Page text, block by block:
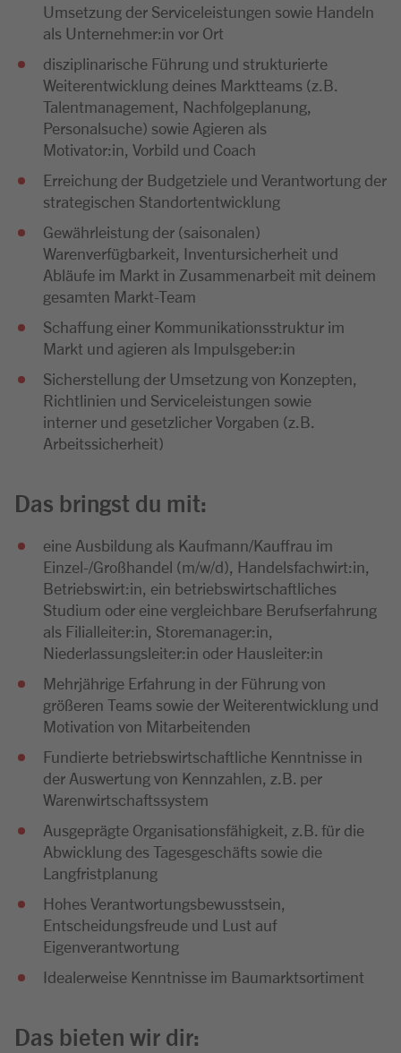
Umsetzung der Serviceleistungen sowie Handeln
als Unternehmer:in vor Ort
disziplinarische Führung und strukturierte
Weiterentwicklung deines Marktteams (z.B.
Talentmanagement, Nachfolgeplanung,
Personalsuche) sowie Agieren als
Motivator:in, Vorbild und Coach
Erreichung der Budgetziele und Verantwortung der
strategischen Standortentwicklung
Gewährleistung der (saisonalen)
Warenverfügbarkeit, Inventursicherheit und
Abläufe im Markt in Zusammenarbeit mit deinem
gesamten Markt-Team
Schaffung einer Kommunikationsstruktur im
Markt und agieren als Impulsgeber:in
Sicherstellung der Umsetzung von Konzepten,
Richtlinien und Serviceleistungen sowie
interner und gesetzlicher Vorgaben (z.B.
Arbeitssicherheit)
Das bringst du mit:
eine Ausbildung als Kaufmann/Kauffrau im
Einzel-/Großhandel (m/w/d), Handelsfachwirt:in,
Betriebswirt:in, ein betriebswirtschaftliches
Studium oder eine vergleichbare Berufserfahrung
als Filialleiter:in, Storemanager:in,
Niederlassungsleiter:in oder Hausleiter:in
Mehrjährige Erfahrung in der Führung von
größeren Teams sowie der Weiterentwicklung und
Motivation von Mitarbeitenden
Fundierte betriebswirtschaftliche Kenntnisse in
der Auswertung von Kennzahlen, z.B. per
Warenwirtschaftssystem
Ausgeprägte Organisationsfähigkeit, z.B. für die
Abwicklung des Tagesgeschäfts sowie die
Langfristplanung
Hohes Verantwortungsbewusstsein,
Entscheidungsfreude und Lust auf
Eigenverantwortung
Idealerweise Kenntnisse im Baumarktsortiment
Das bieten wir dir: